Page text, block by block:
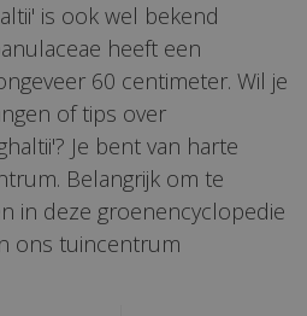
is ook wel bekend
heeft een
60 centimeter. Wil je
of tips over
Je bent van harte
Belangrijk om te
in deze groenencyclopedie
ons tuincentrum